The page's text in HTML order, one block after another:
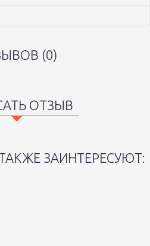
(0)
ОТЗЫВ
ЗАИНТЕРЕСУЮТ: